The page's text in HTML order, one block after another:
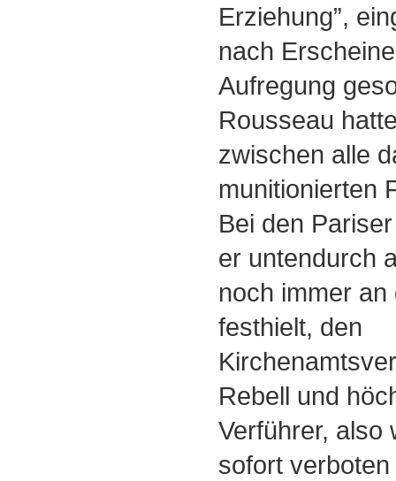
Erziehung”,
nach
Aufregung
Rousseau
zwischen alle
munitionierten
Bei den
er untendurch
noch immer an
festhielt, den
Rebell und
Verführer, also
sofort